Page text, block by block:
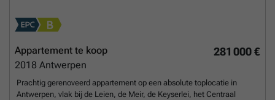
281 000 €
Appartement te koop
2018 Antwerpen
Prachtig gerenoveerd appartement op een absolute toplocatie in
Antwerpen, vlak bij de Leien, de Meir, de Keyserlei, het Centraal